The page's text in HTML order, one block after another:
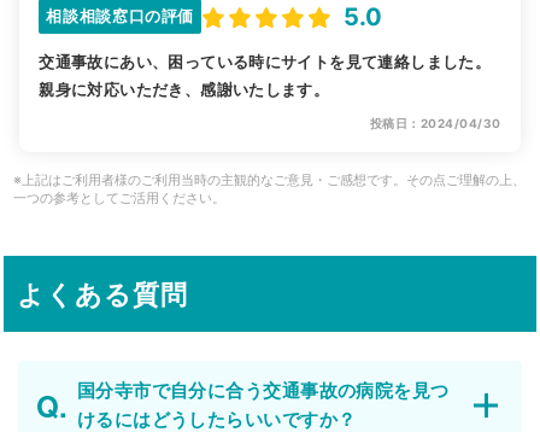
相談相談窓口の評価 5.0
交通事故にあい、困っている時にサイトを見て連絡しました。
親身に対応いただき、感謝いたします。
投稿日：2024/04/30
※上記はご利用者様のご利用当時の主観的なご意見・ご感想です。その点ご理解の上、
一つの参考としてご活用ください。
よくある質問
国分寺市で自分に合う交通事故の病院を見つ
けるにはどうしたらいいですか？